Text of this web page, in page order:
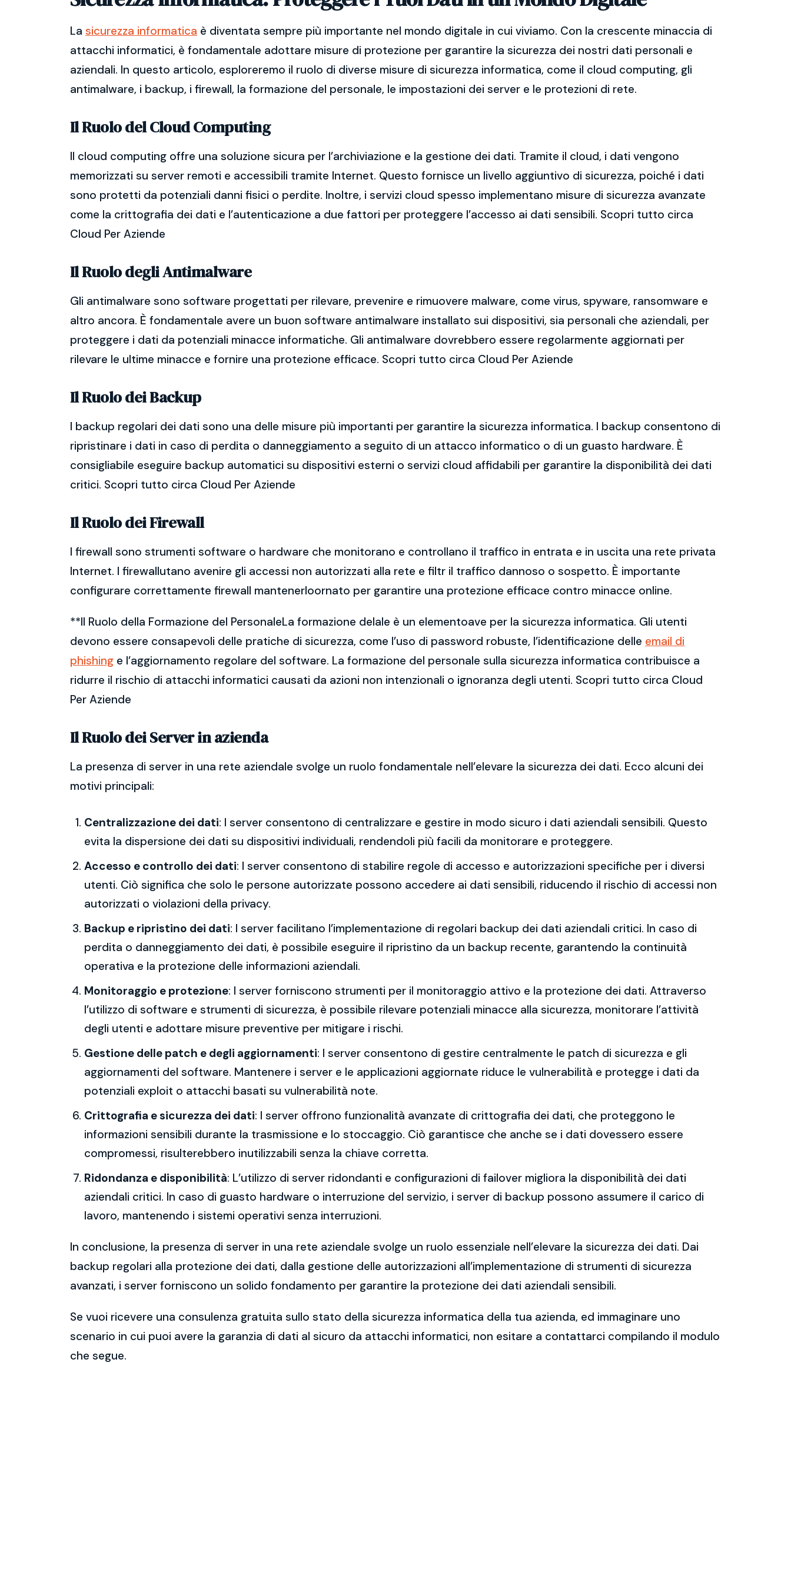
La sicurezza informatica è diventata sempre più importante nel mondo digitale in cui viviamo. Con la crescente minaccia di
attacchi informatici, è fondamentale adottare misure di protezione per garantire la sicurezza dei nostri dati personali e
aziendali. In questo articolo, esploreremo il ruolo di diverse misure di sicurezza informatica, come il cloud computing, gli
antimalware, i backup, i firewall, la formazione del personale, le impostazioni dei server e le protezioni di rete.
Il Ruolo del Cloud Computing
Il cloud computing offre una soluzione sicura per l’archiviazione e la gestione dei dati. Tramite il cloud, i dati vengono
memorizzati su server remoti e accessibili tramite Internet. Questo fornisce un livello aggiuntivo di sicurezza, poiché i dati
sono protetti da potenziali danni fisici o perdite. Inoltre, i servizi cloud spesso implementano misure di sicurezza avanzate
come la crittografia dei dati e l’autenticazione a due fattori per proteggere l’accesso ai dati sensibili. Scopri tutto circa
Cloud Per Aziende
Il Ruolo degli Antimalware
Gli antimalware sono software progettati per rilevare, prevenire e rimuovere malware, come virus, spyware, ransomware e
altro ancora. È fondamentale avere un buon software antimalware installato sui dispositivi, sia personali che aziendali, per
proteggere i dati da potenziali minacce informatiche. Gli antimalware dovrebbero essere regolarmente aggiornati per
rilevare le ultime minacce e fornire una protezione efficace. Scopri tutto circa Cloud Per Aziende
Il Ruolo dei Backup
I backup regolari dei dati sono una delle misure più importanti per garantire la sicurezza informatica. I backup consentono di
ripristinare i dati in caso di perdita o danneggiamento a seguito di un attacco informatico o di un guasto hardware. È
consigliabile eseguire backup automatici su dispositivi esterni o servizi cloud affidabili per garantire la disponibilità dei dati
critici. Scopri tutto circa Cloud Per Aziende
Il Ruolo dei Firewall
I firewall sono strumenti software o hardware che monitorano e controllano il traffico in entrata e in uscita una rete privata
Internet. I firewallutano avenire gli accessi non autorizzati alla rete e filtr il traffico dannoso o sospetto. È importante
configurare correttamente firewall mantenerloornato per garantire una protezione efficace contro minacce online.
**Il Ruolo della Formazione del PersonaleLa formazione delale è un elementoave per la sicurezza informatica. Gli utenti
devono essere consapevoli delle pratiche di sicurezza, come l’uso di password robuste, l’identificazione delle email di
phishing e l’aggiornamento regolare del software. La formazione del personale sulla sicurezza informatica contribuisce a
ridurre il rischio di attacchi informatici causati da azioni non intenzionali o ignoranza degli utenti. Scopri tutto circa Cloud
Per Aziende
Il Ruolo dei Server in azienda
La presenza di server in una rete aziendale svolge un ruolo fondamentale nell’elevare la sicurezza dei dati. Ecco alcuni dei
motivi principali:
Centralizzazione dei dati: I server consentono di centralizzare e gestire in modo sicuro i dati aziendali sensibili. Questo
evita la dispersione dei dati su dispositivi individuali, rendendoli più facili da monitorare e proteggere.
Accesso e controllo dei dati: I server consentono di stabilire regole di accesso e autorizzazioni specifiche per i diversi
utenti. Ciò significa che solo le persone autorizzate possono accedere ai dati sensibili, riducendo il rischio di accessi non
autorizzati o violazioni della privacy.
Backup e ripristino dei dati: I server facilitano l’implementazione di regolari backup dei dati aziendali critici. In caso di
perdita o danneggiamento dei dati, è possibile eseguire il ripristino da un backup recente, garantendo la continuità
operativa e la protezione delle informazioni aziendali.
Monitoraggio e protezione: I server forniscono strumenti per il monitoraggio attivo e la protezione dei dati. Attraverso
l’utilizzo di software e strumenti di sicurezza, è possibile rilevare potenziali minacce alla sicurezza, monitorare l’attività
degli utenti e adottare misure preventive per mitigare i rischi.
Gestione delle patch e degli aggiornamenti: I server consentono di gestire centralmente le patch di sicurezza e gli
aggiornamenti del software. Mantenere i server e le applicazioni aggiornate riduce le vulnerabilità e protegge i dati da
potenziali exploit o attacchi basati su vulnerabilità note.
Crittografia e sicurezza dei dati: I server offrono funzionalità avanzate di crittografia dei dati, che proteggono le
informazioni sensibili durante la trasmissione e lo stoccaggio. Ciò garantisce che anche se i dati dovessero essere
compromessi, risulterebbero inutilizzabili senza la chiave corretta.
Ridondanza e disponibilità: L’utilizzo di server ridondanti e configurazioni di failover migliora la disponibilità dei dati
aziendali critici. In caso di guasto hardware o interruzione del servizio, i server di backup possono assumere il carico di
lavoro, mantenendo i sistemi operativi senza interruzioni.
In conclusione, la presenza di server in una rete aziendale svolge un ruolo essenziale nell’elevare la sicurezza dei dati. Dai
backup regolari alla protezione dei dati, dalla gestione delle autorizzazioni all’implementazione di strumenti di sicurezza
avanzati, i server forniscono un solido fondamento per garantire la protezione dei dati aziendali sensibili.
Se vuoi ricevere una consulenza gratuita sullo stato della sicurezza informatica della tua azienda, ed immaginare uno
scenario in cui puoi avere la garanzia di dati al sicuro da attacchi informatici, non esitare a contattarci compilando il modulo
che segue.